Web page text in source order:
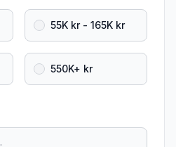
55K kr - 165K kr
550K+ kr